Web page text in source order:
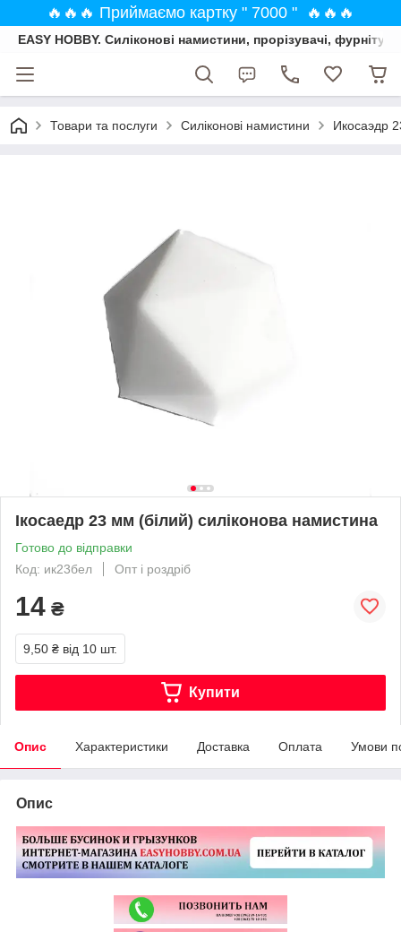
🔥🔥🔥 Приймаємо картку " 7000 " 🔥🔥🔥
EASY HOBBY. Силіконові намистини, прорізувачі,
Товари та послуги Силіконові намистини Икосаэдр
Ікосаедр 23 мм (білий) силіконова намистина
Готово до відправки
Код: ик23бел
Опт і роздріб
14 ₴
9,50 ₴ від 10 шт.
Купити
Опис Характеристики Доставка Оплата Умови
Опис